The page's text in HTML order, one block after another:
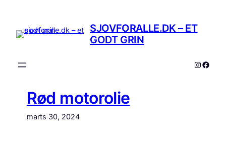
indhold
SJOVFORALLE.DK – ET
GODT GRIN
Rød motorolie
marts 30, 2024